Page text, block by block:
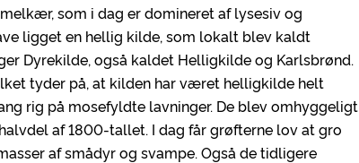
som i dag er domineret af lysesiv og
ligget en hellig kilde, som lokalt blev kaldt
Dyrekilde, også kaldet Helligkilde og Karlsbrønd.
tyder på, at kilden har været helligkilde helt
rig på mosefyldte lavninger. De blev omhyggeligt
af 1800-tallet. I dag får grøfterne lov at gro
af smådyr og svampe. Også de tidligere